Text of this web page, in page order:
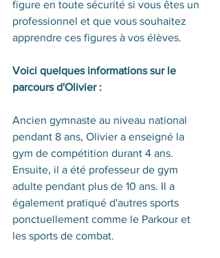
figure en toute sécurité si vous êtes un
professionnel et que vous souhaitez
apprendre ces figures à vos élèves.
Voici quelques informations sur le
parcours d'Olivier :
Ancien gymnaste au niveau national
pendant 8 ans, Olivier a enseigné la
gym de compétition durant 4 ans.
Ensuite, il a été professeur de gym
adulte pendant plus de 10 ans. Il a
également pratiqué d'autres sports
ponctuellement comme le Parkour et
les sports de combat.